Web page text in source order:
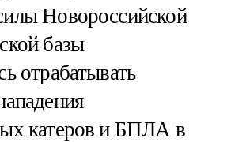
Новороссийской
базы
отрабатывать
катеров и БПЛА в